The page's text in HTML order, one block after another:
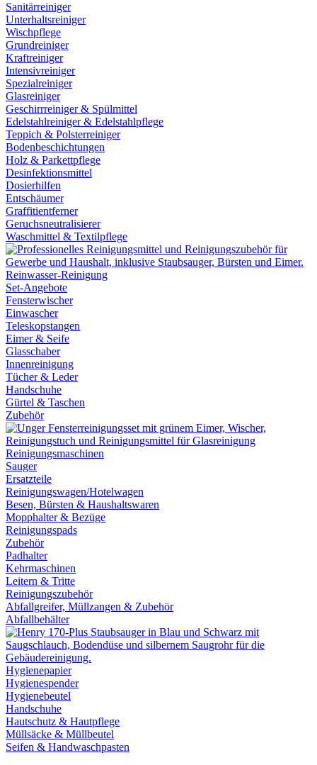
Sanitärreiniger
Unterhaltsreiniger
Wischpflege
Grundreiniger
Kraftreiniger
Intensivreiniger
Spezialreiniger
Glasreiniger
Geschirrreiniger & Spülmittel
Edelstahlreiniger & Edelstahlpflege
Teppich & Polsterreiniger
Bodenbeschichtungen
Holz & Parkettpflege
Desinfektionsmittel
Dosierhilfen
Entschäumer
Graffitientferner
Geruchsneutralisierer
Waschmittel & Textilpflege
Reinwasser-Reinigung
Set-Angebote
Fensterwischer
Einwascher
Teleskopstangen
Eimer & Seife
Glasschaber
Innenreinigung
Tücher & Leder
Handschuhe
Gürtel & Taschen
Zubehör
Reinigungsmaschinen
Sauger
Ersatzteile
Reinigungswagen/Hotelwagen
Besen, Bürsten & Haushaltswaren
Mopphalter & Bezüge
Reinigungspads
Zubehör
Padhalter
Kehrmaschinen
Leitern & Tritte
Reinigungszubehör
Abfallgreifer, Müllzangen & Zubehör
Abfallbehälter
Hygienepapier
Hygienespender
Hygienebeutel
Handschuhe
Hautschutz & Hautpflege
Müllsäcke & Müllbeutel
Seifen & Handwaschpasten